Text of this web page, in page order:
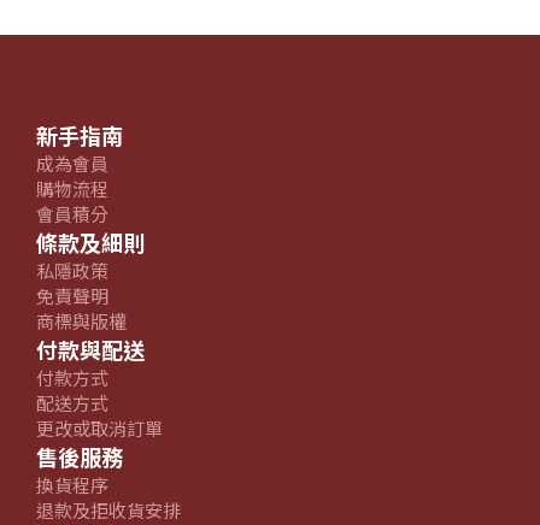
新手指南
成為會員
購物流程
會員積分
條款及細則
私隱政策
免責聲明
商標與版權
付款與配送
付款方式
配送方式
更改或取消訂單
售後服務
換貨程序
退款及拒收貨安排